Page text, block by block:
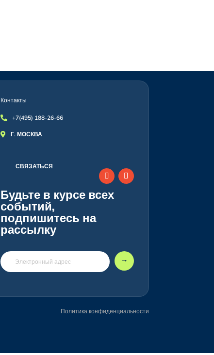
Контакты
 +7(495) 188-26-66
 Г. МОСКВА
СВЯЗАТЬСЯ
Будьте в курсе всех
событий,
подпишитесь на
рассылку
🠒
Политика конфиденциальности